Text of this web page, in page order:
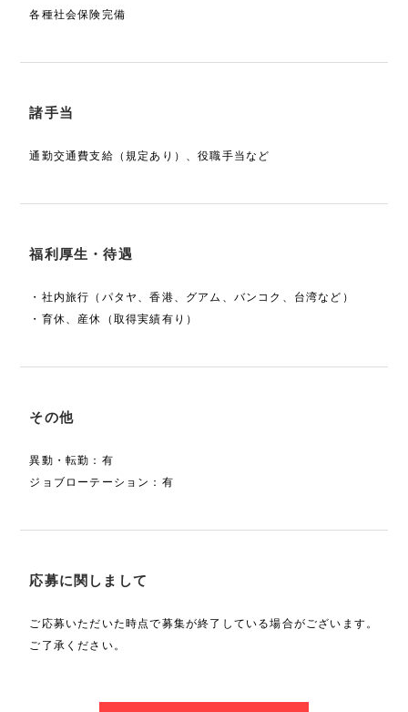
各種社会保険完備
諸手当
通勤交通費支給（規定あり）、役職手当など
福利厚生・待遇
・社内旅行（パタヤ、香港、グアム、バンコク、台湾など）
・育休、産休（取得実績有り）
その他
異動・転勤：有
ジョブローテーション：有
応募に関しまして
ご応募いただいた時点で募集が終了している場合がございます。
ご了承ください。